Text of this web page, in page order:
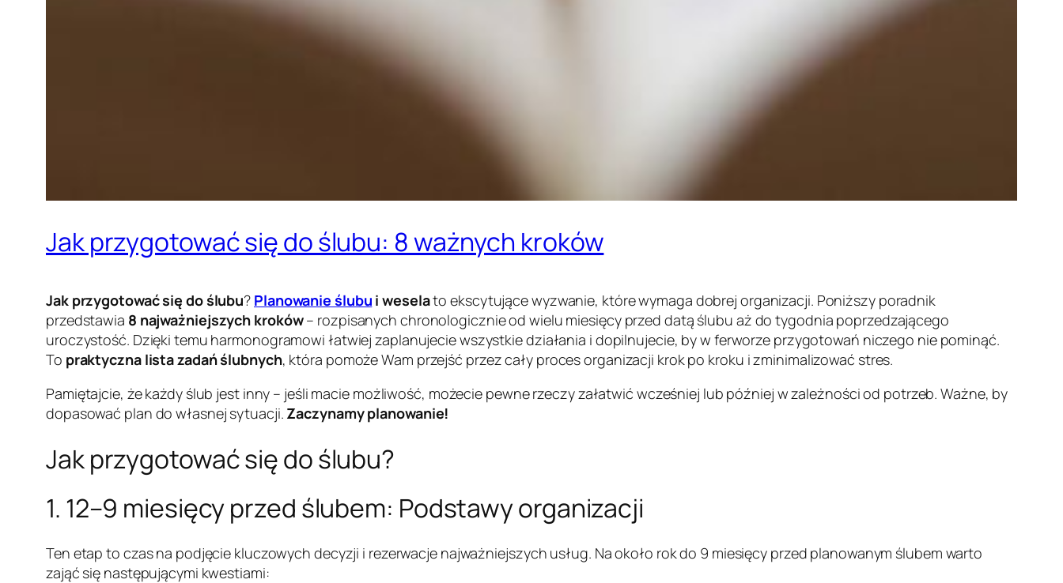
Jak przygotować się do ślubu: 8 ważnych kroków
Jak przygotować się do ślubu? Planowanie ślubu i weselato ekscytujące wyzwanie, które wymaga dobrej organizacji. Poniższy poradnik
przedstawia 8 najważniejszych kroków– rozpisanych chronologicznie od wielu miesięcy przed datą ślubu aż do tygodnia poprzedzającego
uroczystość. Dzięki temu harmonogramowi łatwiej zaplanujecie wszystkie działania i dopilnujecie, by w ferworze przygotowań niczego nie pominąć.
To praktyczna lista zadań ślubnych, która pomoże Wam przejść przez cały proces organizacji krok po kroku i zminimalizować stres.
Pamiętajcie, że każdy ślub jest inny – jeśli macie możliwość, możecie pewne rzeczy załatwić wcześniej lub później w zależności od potrzeb. Ważne, by
dopasować plan do własnej sytuacji. Zaczynamy planowanie!
Jak przygotować się do ślubu?
1. 12–9 miesięcy przed ślubem: Podstawy organizacji
Ten etap to czas na podjęcie kluczowych decyzji i rezerwacje najważniejszych usług. Na około rok do 9 miesięcy przed planowanym ślubem warto
zająć się następującymi kwestiami: